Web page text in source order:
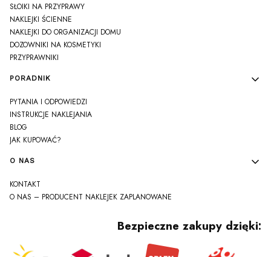
SŁOIKI NA PRZYPRAWY
NAKLEJKI ŚCIENNE
NAKLEJKI DO ORGANIZACJI DOMU
DOZOWNIKI NA KOSMETYKI
PRZYPRAWNIKI
PORADNIK
PYTANIA I ODPOWIEDZI
INSTRUKCJE NAKLEJANIA
BLOG
JAK KUPOWAĆ?
O NAS
KONTAKT
O NAS – PRODUCENT NAKLEJEK ZAPLANOWANE
Bezpieczne zakupy dzięki: